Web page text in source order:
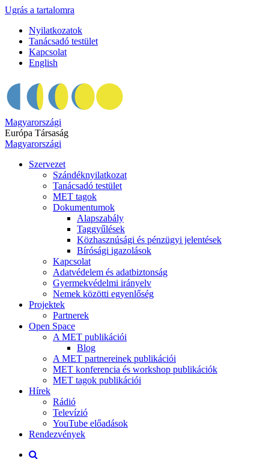
Ugrás a tartalomra
Nyilatkozatok
Tanácsadó testület
Kapcsolat
English
Magyarországi
Európa Társaság
Magyarországi
Szervezet
Szándéknyilatkozat
Tanácsadó testület
MET tagok
Dokumentumok
Alapszabály
Taggyűlések
Közhasznúsági és pénzügyi jelentések
Bírósági igazolások
Kapcsolat
Adatvédelem és adatbiztonság
Gyermekvédelmi irányelv
Nemek közötti egyenlőség
Projektek
Partnerek
Open Space
A MET publikációi
Blog
A MET partnereinek publikációi
MET konferencia és workshop publikációk
MET tagok publikációi
Hírek
Rádió
Televízió
YouTube előadások
Rendezvények